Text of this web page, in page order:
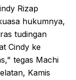
Rizap
hukumnya,
tudingan
Cindy ke
tegas Machi
Kamis